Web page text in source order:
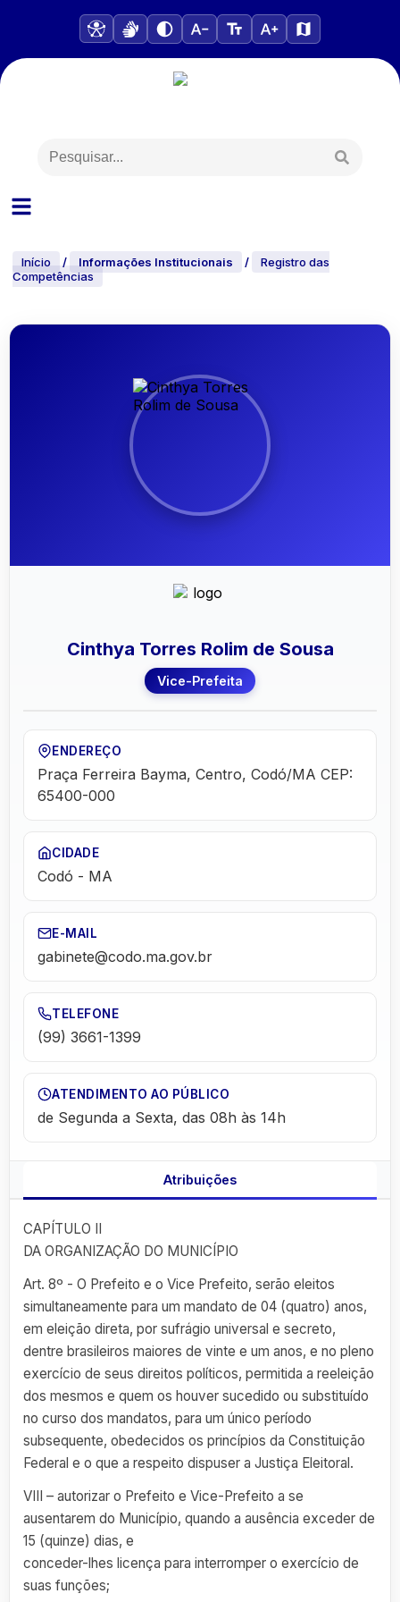
Início / Informações Institucionais /
Registro das
Competências
Cinthya Torres Rolim de Sousa
Vice-Prefeita
ENDEREÇO
Praça Ferreira Bayma, Centro, Codó/MA CEP:
65400-000
CIDADE
Codó - MA
E-MAIL
gabinete@codo.ma.gov.br
TELEFONE
(99) 3661-1399
ATENDIMENTO AO PÚBLICO
de Segunda a Sexta, das 08h às 14h
Atribuições
CAPÍTULO II
DA ORGANIZAÇÃO DO MUNICÍPIO
Art. 8º - O Prefeito e o Vice Prefeito, serão eleitos
simultaneamente para um mandato de 04 (quatro) anos,
em eleição direta, por sufrágio universal e secreto,
dentre brasileiros maiores de vinte e um anos, e no pleno
exercício de seus direitos políticos, permitida a reeleição
dos mesmos e quem os houver sucedido ou substituído
no curso dos mandatos, para um único período
subsequente, obedecidos os princípios da Constituição
Federal e o que a respeito dispuser a Justiça Eleitoral.
VIII – autorizar o Prefeito e Vice-Prefeito a se
ausentarem do Município, quando a ausência exceder de
15 (quinze) dias, e
conceder-lhes licença para interromper o exercício de
suas funções;